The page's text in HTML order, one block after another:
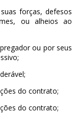
forças, defesos
ou alheios ao
ou por seus
do contrato;
do contrato;